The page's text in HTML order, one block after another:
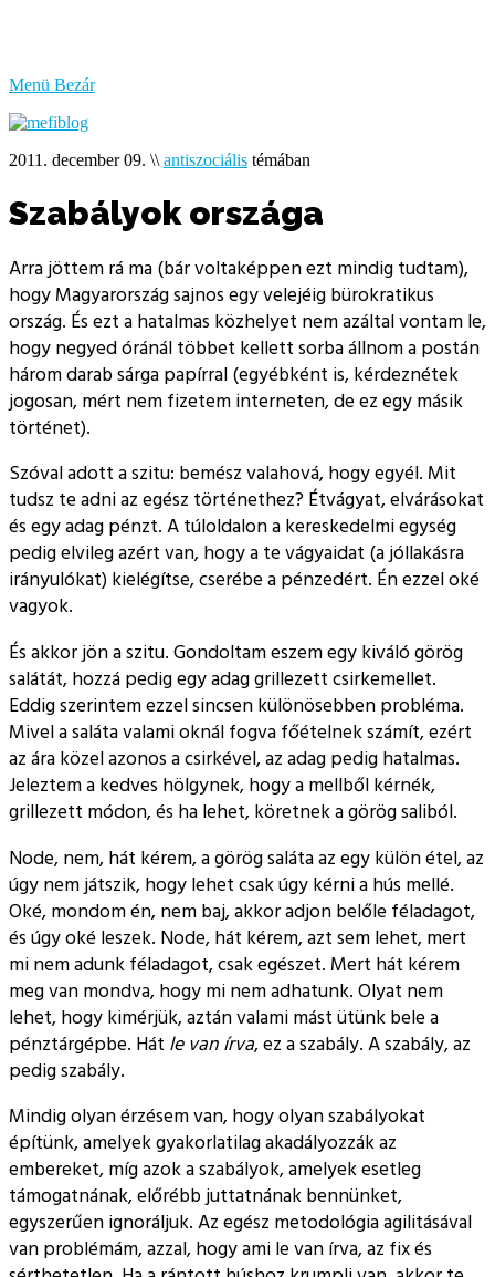
Menü Bezár
2011. december 09. \\ antiszociális témában
Szabályok országa
Arra jöttem rá ma (bár voltaképpen ezt mindig tudtam),
hogy Magyarország sajnos egy velejéig bürokratikus
ország. És ezt a hatalmas közhelyet nem azáltal vontam le,
hogy negyed óránál többet kellett sorba állnom a postán
három darab sárga papírral (egyébként is, kérdeznétek
jogosan, mért nem fizetem interneten, de ez egy másik
történet).
Szóval adott a szitu: bemész valahová, hogy egyél. Mit
tudsz te adni az egész történethez? Étvágyat, elvárásokat
és egy adag pénzt. A túloldalon a kereskedelmi egység
pedig elvileg azért van, hogy a te vágyaidat (a jóllakásra
irányulókat) kielégítse, cserébe a pénzedért. Én ezzel oké
vagyok.
És akkor jön a szitu. Gondoltam eszem egy kiváló görög
salátát, hozzá pedig egy adag grillezett csirkemellet.
Eddig szerintem ezzel sincsen különösebben probléma.
Mivel a saláta valami oknál fogva főételnek számít, ezért
az ára közel azonos a csirkével, az adag pedig hatalmas.
Jeleztem a kedves hölgynek, hogy a mellből kérnék,
grillezett módon, és ha lehet, köretnek a görög saliból.
Node, nem, hát kérem, a görög saláta az egy külön étel, az
úgy nem játszik, hogy lehet csak úgy kérni a hús mellé.
Oké, mondom én, nem baj, akkor adjon belőle féladagot,
és úgy oké leszek. Node, hát kérem, azt sem lehet, mert
mi nem adunk féladagot, csak egészet. Mert hát kérem
meg van mondva, hogy mi nem adhatunk. Olyat nem
lehet, hogy kimérjük, aztán valami mást ütünk bele a
pénztárgépbe. Hát le van írva, ez a szabály. A szabály, az
pedig szabály.
Mindig olyan érzésem van, hogy olyan szabályokat
építünk, amelyek gyakorlatilag akadályozzák az
embereket, míg azok a szabályok, amelyek esetleg
támogatnának, előrébb juttatnának bennünket,
egyszerűen ignoráljuk. Az egész metodológia agilitásával
van problémám, azzal, hogy ami le van írva, az fix és